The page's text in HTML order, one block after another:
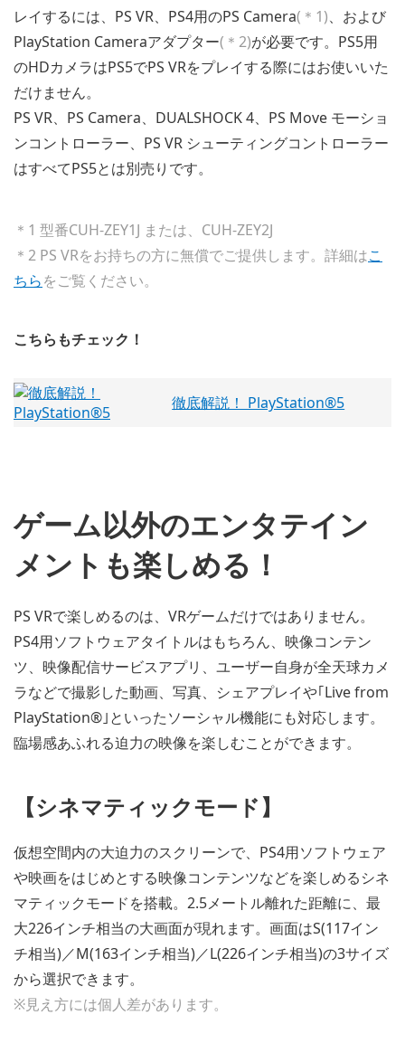
レイするには、PS VR、PS4用のPS Camera(＊1)、および
PlayStation Cameraアダプター(＊2)が必要です。PS5用
のHDカメラはPS5でPS VRをプレイする際にはお使いいた
だけません。
PS VR、PS Camera、DUALSHOCK 4、PS Move モーショ
ンコントローラー、PS VR シューティングコントローラー
はすべてPS5とは別売りです。
＊1 型番CUH-ZEY1J または、CUH-ZEY2J
＊2 PS VRをお持ちの方に無償でご提供します。詳細はこ
ちらをご覧ください。
こちらもチェック！
徹底解説！ PlayStation®5
ゲーム以外のエンタテイン
メントも楽しめる！
PS VRで楽しめるのは、VRゲームだけではありません。
PS4用ソフトウェアタイトルはもちろん、映像コンテン
ツ、映像配信サービスアプリ、ユーザー自身が全天球カメ
ラなどで撮影した動画、写真、シェアプレイや｢Live from
PlayStation®｣といったソーシャル機能にも対応します。
臨場感あふれる迫力の映像を楽しむことができます。
【シネマティックモード】
仮想空間内の大迫力のスクリーンで、PS4用ソフトウェア
や映画をはじめとする映像コンテンツなどを楽しめるシネ
マティックモードを搭載。2.5メートル離れた距離に、最
大226インチ相当の大画面が現れます。画面はS(117イン
チ相当)／M(163インチ相当)／L(226インチ相当)の3サイズ
から選択できます。
※見え方には個人差があります。